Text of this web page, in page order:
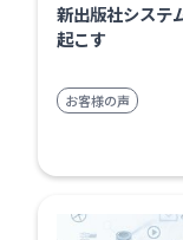
新出版社システ
起こす
お客様の声